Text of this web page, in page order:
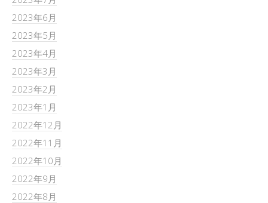
2023年6月
2023年5月
2023年4月
2023年3月
2023年2月
2023年1月
2022年12月
2022年11月
2022年10月
2022年9月
2022年8月